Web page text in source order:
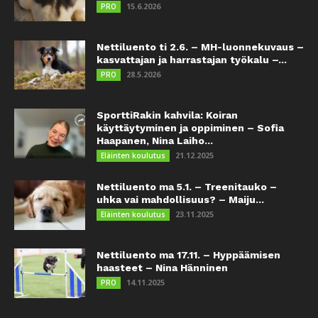
PRO 15.6.2026
Nettiluento ti 2.6. – MH-luonnekuvaus –
kasvattajan ja harrastajan työkalu –...
PRO 28.5.2026
SporttiRakin kahvila: Koiran
käyttäytyminen ja oppiminen – Sofia
Haapanen, Nina Laiho...
Eläinten koulutus 21.12.2025
Nettiluento ma 5.1. – Treenitauko –
uhka vai mahdollisuus? – Maiju...
Eläinten koulutus 23.11.2025
Nettiluento ma 17.11. – Hyppäämisen
haasteet – Nina Hänninen
PRO 14.11.2025